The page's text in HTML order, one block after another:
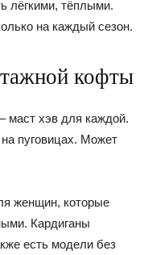
лёгкими, тёплыми.
на каждый сезон.
кофты
маст хэв для каждой.
пуговицах. Может
женщин, которые
Кардиганы
есть модели без